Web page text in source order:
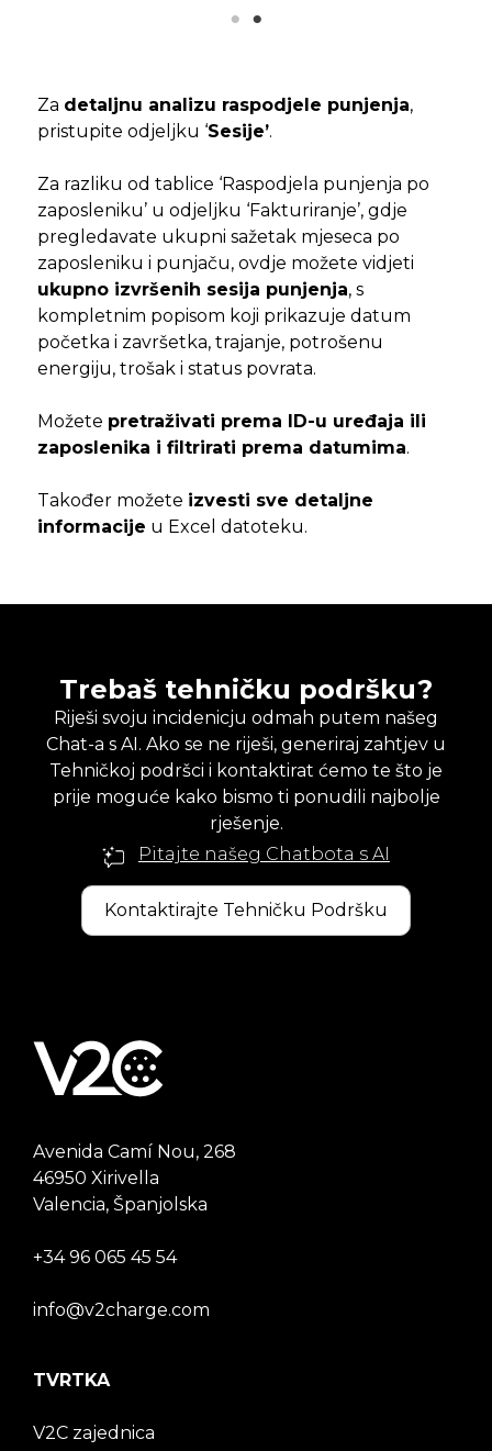
Za detaljnu analizu raspodjele punjenja,
pristupite odjeljku ‘Sesije’.
Za razliku od tablice ‘Raspodjela punjenja po
zaposleniku’ u odjeljku ‘Fakturiranje’, gdje
pregledavate ukupni sažetak mjeseca po
zaposleniku i punjaču, ovdje možete vidjeti
ukupno izvršenih sesija punjenja, s
kompletnim popisom koji prikazuje datum
početka i završetka, trajanje, potrošenu
energiju, trošak i status povrata.
Možete pretraživati prema ID-u uređaja ili
zaposlenika i filtrirati prema datumima.
Također možete izvesti sve detaljne
informacije u Excel datoteku.
Trebaš tehničku podršku?
Riješi svoju incidenicju odmah putem našeg
Chat-a s AI. Ako se ne riješi, generiraj zahtjev u
Tehničkoj podršci i kontaktirat ćemo te što je
prije moguće kako bismo ti ponudili najbolje
rješenje.
Pitajte našeg Chatbota s AI
Kontaktirajte Tehničku Podršku
Avenida Camí Nou, 268
46950 Xirivella
Valencia, Španjolska
+34 96 065 45 54
info@v2charge.com
TVRTKA
V2C zajednica